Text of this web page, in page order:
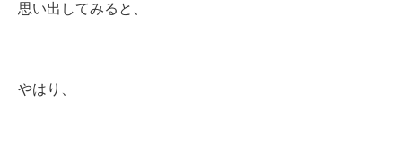
思い出してみると、
やはり、